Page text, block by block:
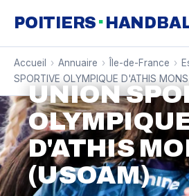
POITIERS ·
Accueil › Annuaire › Île-de-France ›
SPORTIVE OLYMPIQUE D'ATHIS
UNION
D'ATHIS
(USOAM)